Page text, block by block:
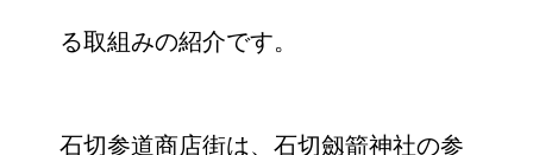
る取組みの紹介です。
石切参道商店街は、石切劔箭神社の参